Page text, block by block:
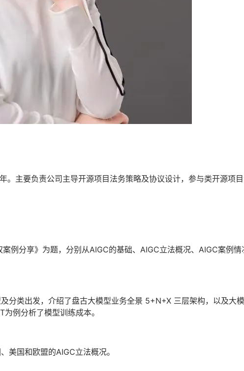
。主要负责公司主导开源项目法务策略及协议设计，参与类开源项
例分享》为题，分别从AIGC的基础、AIGC立法概况、AIGC案例
分类出发，介绍了盘古大模型业务全景 5+N+X 三层架构，以及大
例分析了模型训练成本。
美国和欧盟的AIGC立法概况。